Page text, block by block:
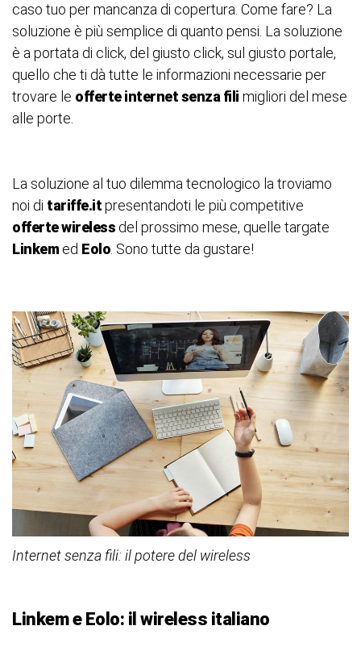
caso tuo per mancanza di copertura. Come fare? La
soluzione è più semplice di quanto pensi. La soluzione
è a portata di click, del giusto click, sul giusto portale,
quello che ti dà tutte le informazioni necessarie per
trovare le offerte internet senza fili migliori del mese
alle porte.
La soluzione al tuo dilemma tecnologico la troviamo
noi di tariffe.itpresentandoti le più competitive
offerte wireless del prossimo mese, quelle targate
Linkem ed Eolo. Sono tutte da gustare!
Internet senza fili: il potere del wireless
Linkem e Eolo: il wireless italiano